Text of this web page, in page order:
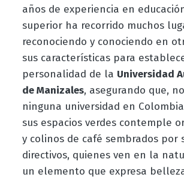
años de experiencia en
superior ha recorrido muchos
reconociendo y conociendo en
sus características para
personalidad de la Universidad
de Manizales, asegurando que,
ninguna universidad en
sus espacios verdes contemple
y colinos de café sembrados por
directivos, quienes ven en la
un elemento que expresa